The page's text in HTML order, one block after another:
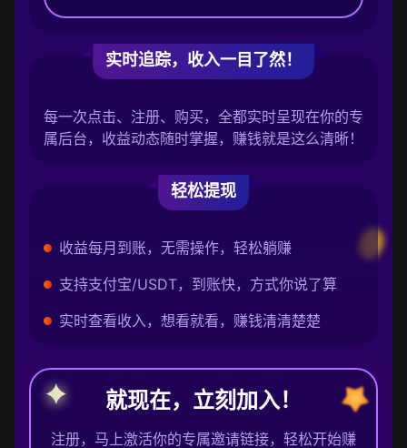
实时追踪，收入一目了然！
每一次点击、注册、购买，全都实时呈现在你的专
属后台，收益动态随时掌握，赚钱就是这么清晰！
轻松提现
收益每月到账，无需操作，轻松躺赚
支持支付宝/USDT，到账快，方式你说了算
实时查看收入，想看就看，赚钱清清楚楚
就现在，立刻加入！
注册，马上激活你的专属邀请链接，轻松开始赚